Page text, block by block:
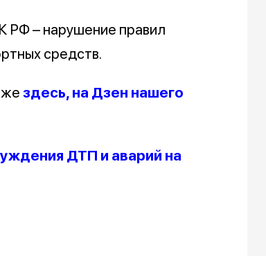
РФ – нарушение правил
средств.
здесь, на Дзен нашего
ДТП и аварий на